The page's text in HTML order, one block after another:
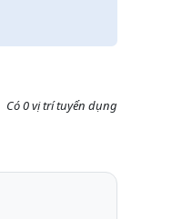
Có 0 vị trí tuyển dụng